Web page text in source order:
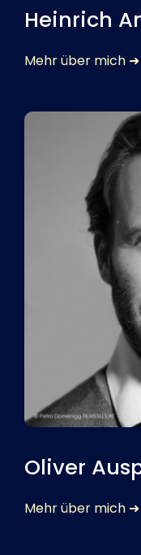
Heinrich
Mehr über mich ➜
Oliver
Mehr über mich ➜